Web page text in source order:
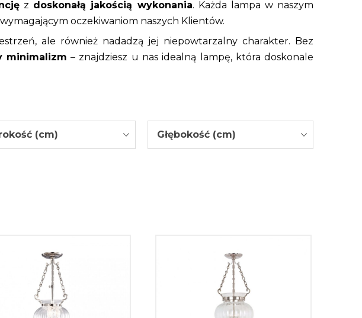
z doskonałą jakością wykonania. Każda lampa w naszym
oczekiwaniom naszych Klientów.
ale również nadadzą jej niepowtarzalny charakter. Bez
minimalizm – znajdziesz u nas idealną lampę, która doskonale
(cm) Głębokość (cm)